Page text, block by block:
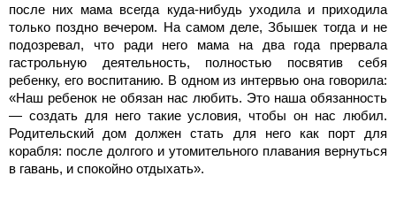
после них мама всегда куда-нибудь уходила и приходила
только поздно вечером. На самом деле, Збышек тогда и не
подозревал, что ради него мама на два года прервала
гастрольную деятельность, полностью посвятив себя
ребенку, его воспитанию. В одном из интервью она говорила:
«Наш ребенок не обязан нас любить. Это наша обязанность
— создать для него такие условия, чтобы он нас любил.
Родительский дом должен стать для него как порт для
корабля: после долгого и утомительного плавания вернуться
в гавань, и спокойно отдыхать».